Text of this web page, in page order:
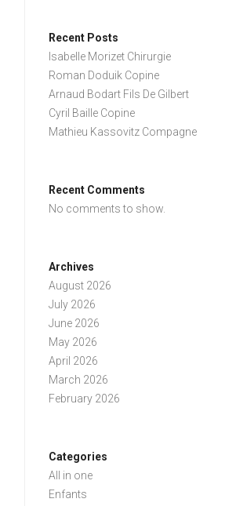
Recent Posts
Isabelle Morizet Chirurgie
Roman Doduik Copine
Arnaud Bodart Fils De Gilbert
Cyril Baille Copine
Mathieu Kassovitz Compagne
Recent Comments
No comments to show.
Archives
August 2026
July 2026
June 2026
May 2026
April 2026
March 2026
February 2026
Categories
All in one
Enfants